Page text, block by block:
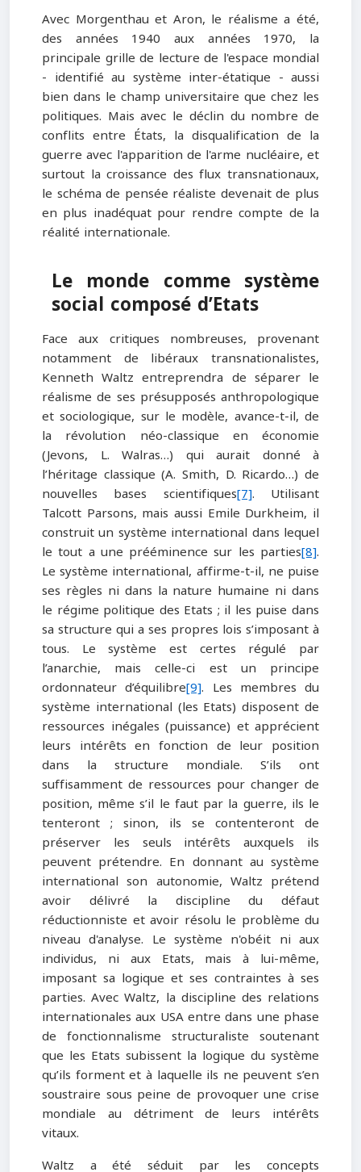
Avec Morgenthau et Aron, le réalisme a été,
des années 1940 aux années 1970, la
principale grille de lecture de l'espace mondial
- identifié au système inter-étatique - aussi
bien dans le champ universitaire que chez les
politiques. Mais avec le déclin du nombre de
conflits entre États, la disqualification de la
guerre avec l'apparition de l'arme nucléaire, et
surtout la croissance des flux transnationaux,
le schéma de pensée réaliste devenait de plus
en plus inadéquat pour rendre compte de la
réalité internationale.
Le monde comme système
social composé d’Etats
Face aux critiques nombreuses, provenant
notamment de libéraux transnationalistes,
Kenneth Waltz entreprendra de séparer le
réalisme de ses présupposés anthropologique
et sociologique, sur le modèle, avance-t-il, de
la révolution néo-classique en économie
(Jevons, L. Walras…) qui aurait donné à
l’héritage classique (A. Smith, D. Ricardo…) de
nouvelles bases scientifiques[7]. Utilisant
Talcott Parsons, mais aussi Emile Durkheim, il
construit un système international dans lequel
le tout a une prééminence sur les parties[8].
Le système international, affirme-t-il, ne puise
ses règles ni dans la nature humaine ni dans
le régime politique des Etats ; il les puise dans
sa structure qui a ses propres lois s’imposant à
tous. Le système est certes régulé par
l’anarchie, mais celle-ci est un principe
ordonnateur d’équilibre[9]. Les membres du
système international (les Etats) disposent de
ressources inégales (puissance) et apprécient
leurs intérêts en fonction de leur position
dans la structure mondiale. S’ils ont
suffisamment de ressources pour changer de
position, même s’il le faut par la guerre, ils le
tenteront ; sinon, ils se contenteront de
préserver les seuls intérêts auxquels ils
peuvent prétendre. En donnant au système
international son autonomie, Waltz prétend
avoir délivré la discipline du défaut
réductionniste et avoir résolu le problème du
niveau d'analyse. Le système n'obéit ni aux
individus, ni aux Etats, mais à lui-même,
imposant sa logique et ses contraintes à ses
parties. Avec Waltz, la discipline des relations
internationales aux USA entre dans une phase
de fonctionnalisme structuraliste soutenant
que les Etats subissent la logique du système
qu’ils forment et à laquelle ils ne peuvent s’en
soustraire sous peine de provoquer une crise
mondiale au détriment de leurs intérêts
vitaux.
Waltz a été séduit par les concepts